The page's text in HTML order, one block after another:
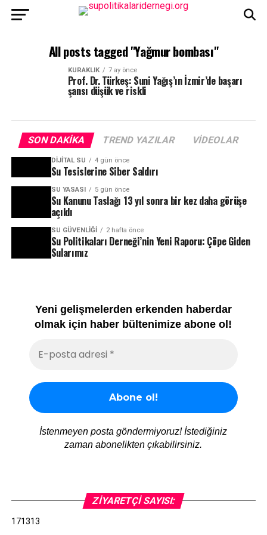
All posts tagged "Yağmur bombası"
KURAKLIK 7 ay önce
Prof. Dr. Türkeş: Suni Yağış’ın İzmir’de başarı
şansı düşük ve riskli
SON DAKIKA TREND YAZILAR VIDEOLAR
DIJITAL SU 4 gün önce
Su Tesislerine Siber Saldırı
SU YASASI 5 gün önce
Su Kanunu Taslağı 13 yıl sonra bir kez daha görüşe
açıldı
SU GÜVENLIĞI 2 hafta önce
Su Politikaları Derneği’nin Yeni Raporu: Çöpe Giden
Sularımız
Yeni gelişmelerden erkenden haberdar
olmak için haber bültenimize abone ol!
İstenmeyen posta göndermiyoruz! İstediğiniz
zaman abonelikten çıkabilirsiniz.
ZIYARETÇI SAYISI:
171313